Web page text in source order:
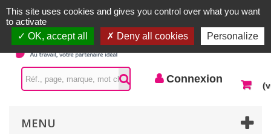
Contactez-nous
Connexion
MENU
This site uses cookies and gives you control over what you want
to activate
OK, accept all
Deny all cookies Personalize